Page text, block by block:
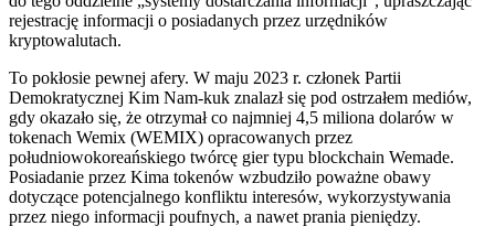
rejestrację informacji o posiadanych przez urzędników
kryptowalutach.
To pokłosie pewnej afery. W maju 2023 r. członek Partii
Demokratycznej Kim Nam-kuk znalazł się pod ostrzałem mediów,
gdy okazało się, że otrzymał co najmniej 4,5 miliona dolarów w
tokenach Wemix (WEMIX) opracowanych przez
południowokoreańskiego twórcę gier typu blockchain Wemade.
Posiadanie przez Kima tokenów wzbudziło poważne obawy
dotyczące potencjalnego konfliktu interesów, wykorzystywania
przez niego informacji poufnych, a nawet prania pieniędzy.